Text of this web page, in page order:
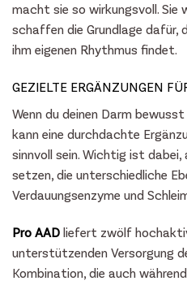
macht sie so wirkungsvoll. Sie
schaffen die Grundlage dafür,
ihm eigenen Rhythmus findet.
GEZIELTE ERGÄNZUNGEN
Wenn du deinen Darm
kann eine durchdachte
sinnvoll sein. Wichtig ist
setzen, die unterschiedliche
Verdauungsenzyme und
Pro AAD liefert zwölf
unterstützenden Versorgung
Kombination, die auch